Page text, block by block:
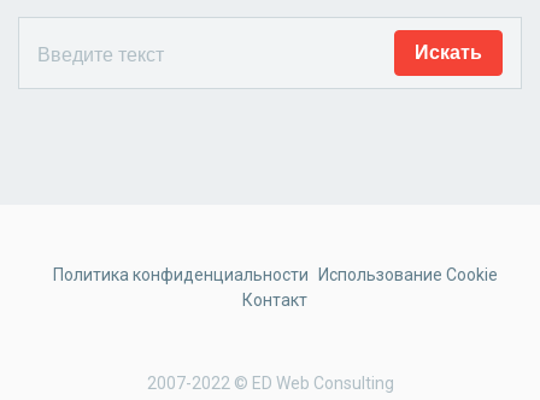
2007-2022 © ED Web Consulting
Политика конфиденциальности
Использование Cookie
Контакт